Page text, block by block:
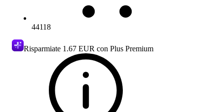
44118
Risparmiate 1.67 EUR con Plus Premium